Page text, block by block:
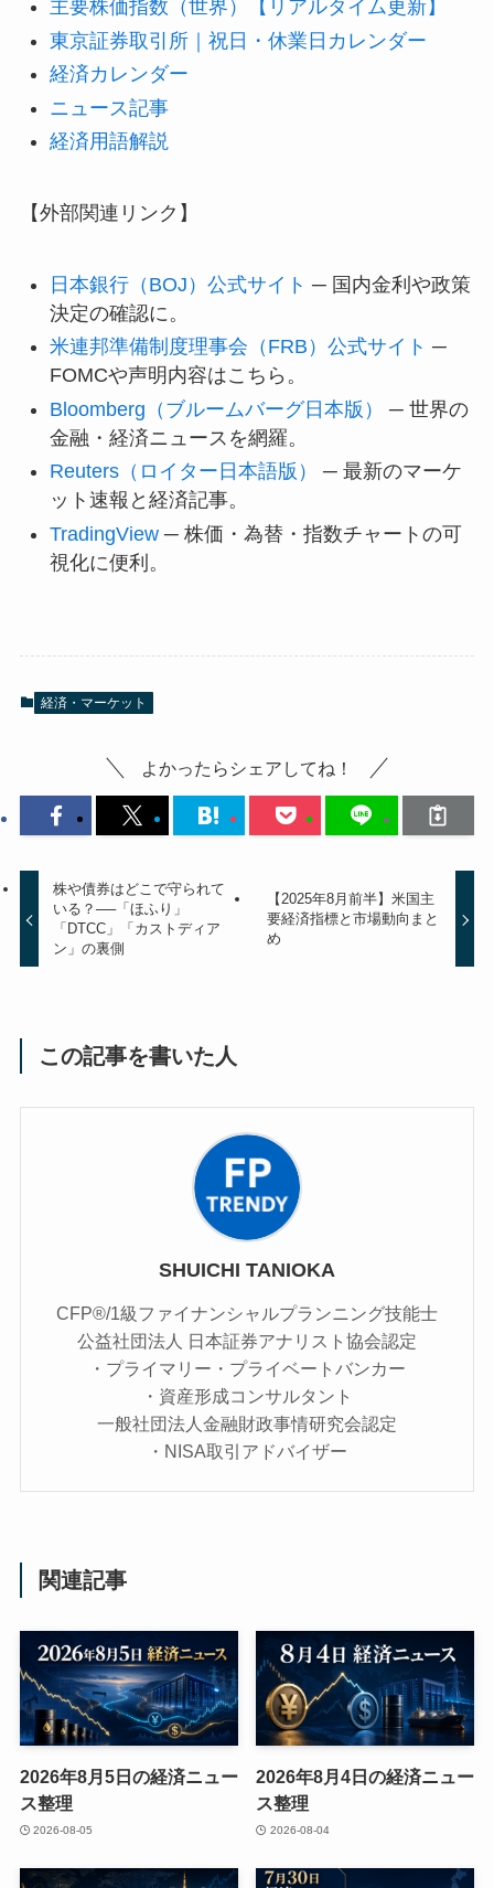
主要株価指数（世界）【リアルタイム更新】
東京証券取引所｜祝日・休業日カレンダー
経済カレンダー
ニュース記事
経済用語解説
【外部関連リンク】
日本銀行（BOJ）公式サイト ─ 国内金利や政策
決定の確認に。
米連邦準備制度理事会（FRB）公式サイト ─
FOMCや声明内容はこちら。
Bloomberg（ブルームバーグ日本版）
─ 世界の
金融・経済ニュースを網羅。
Reuters（ロイター日本語版）
─ 最新のマーケ
ット速報と経済記事。
TradingView─ 株価・為替・指数チャートの可
視化に便利。
経済・マーケット
よかったらシェアしてね！
株や債券はどこで守られて
いる？──「ほふり」
「DTCC」「カストディア
ン」の裏側
【2025年8月前半】米国主
要経済指標と市場動向まと
め
この記事を書いた人
SHUICHI TANIOKA
CFP®/1級ファイナンシャルプランニング技能士
公益社団法人 日本証券アナリスト協会認定
・プライマリー・プライベートバンカー
・資産形成コンサルタント
一般社団法人金融財政事情研究会認定
・NISA取引アドバイザー
関連記事
2026年8月5日の経済ニュー
ス整理
2026-08-05
2026年8月4日の経済ニュー
ス整理
2026-08-04